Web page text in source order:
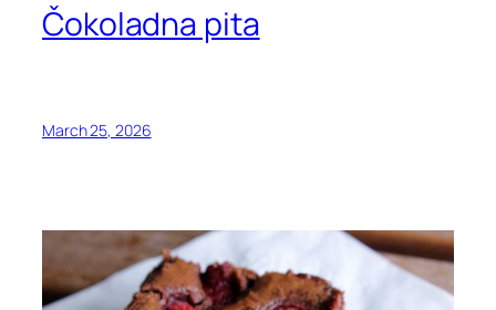
Čokoladna pita
March 25, 2026